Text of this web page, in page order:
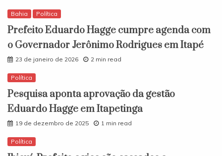
Bahia Política
Prefeito Eduardo Hagge cumpre agenda com
o Governador Jerônimo Rodrigues em Itapé
23 de janeiro de 2026 2 min read
Política
Pesquisa aponta aprovação da gestão
Eduardo Hagge em Itapetinga
19 de dezembro de 2025 1 min read
Política